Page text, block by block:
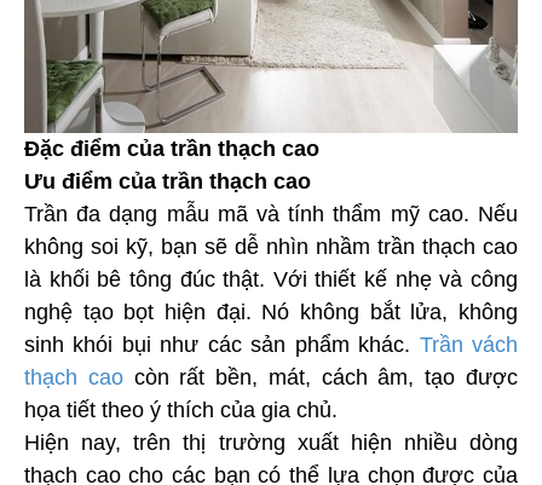
Đặc điểm của trần thạch cao
Ưu điểm của trần thạch cao
Trần đa dạng mẫu mã và tính thẩm mỹ cao. Nếu
không soi kỹ, bạn sẽ dễ nhìn nhầm trần thạch cao
là khối bê tông đúc thật. Với thiết kế nhẹ và công
nghệ tạo bọt hiện đại. Nó không bắt lửa, không
sinh khói bụi như các sản phẩm khác. Trần vách
thạch caocòn rất bền, mát, cách âm, tạo được
họa tiết theo ý thích của gia chủ.
Hiện nay, trên thị trường xuất hiện nhiều dòng
thạch cao cho các bạn có thể lựa chọn được của